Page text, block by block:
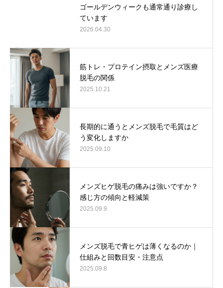
ゴールデンウィークも通常通り診療し
ています
2026.04.30
筋トレ・プロテイン摂取とメンズ医療
脱毛の関係
2025.10.21
長期的に通うとメンズ脱毛で毛質はど
う変化しますか
2025.09.10
メンズヒゲ脱毛の痛みは強いですか？
感じ方の傾向と軽減策
2025.09.9
メンズ脱毛で青ヒゲは薄くなるのか｜
仕組みと回数目安・注意点
2025.09.8